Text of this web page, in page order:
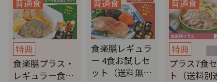
特典
食楽膳プラス・
レギュラー食…
食楽膳レギュラ
ー 4食お試しセ
ット（送料無…
特典
プラス7食
ト（送料別